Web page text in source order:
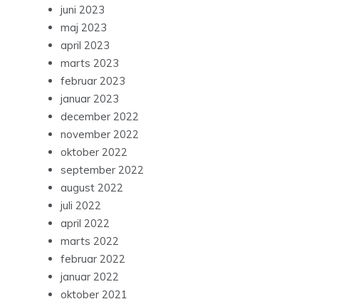
juni 2023
maj 2023
april 2023
marts 2023
februar 2023
januar 2023
december 2022
november 2022
oktober 2022
september 2022
august 2022
juli 2022
april 2022
marts 2022
februar 2022
januar 2022
oktober 2021